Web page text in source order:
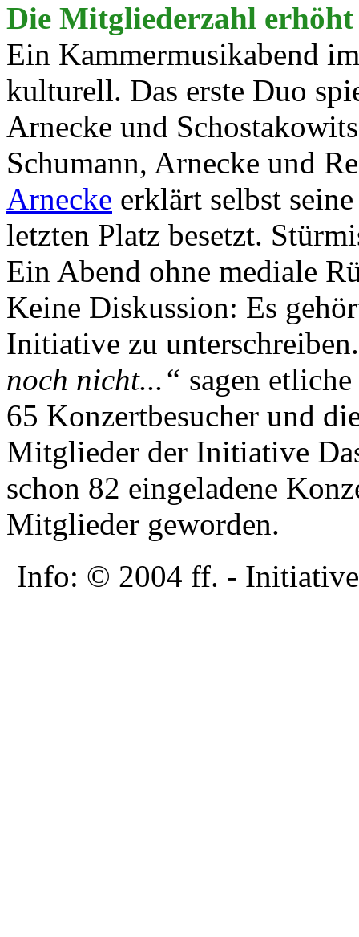
Die Mitgliederzahl erhöht
Ein Kammermusikabend
kulturell. Das erste Duo
Arnecke und
Schumann, Arnecke und
Arnecke erklärt selbst
letzten Platz besetzt.
Ein Abend ohne mediale
Keine Diskussion: Es
Initiative zu
noch nicht...“ sagen
65 Konzertbesucher und
Mitglieder der Initiative
schon 82 eingeladene
Mitglieder geworden.
Info: © 2004 ff. -